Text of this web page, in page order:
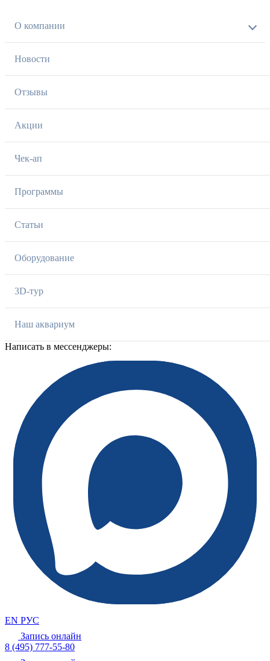
О компании
Новости
Отзывы
Акции
Чек-ап
Программы
Статьи
Оборудование
3D-тур
Наш аквариум
Написать в мессенджеры:
EN РУС
Запись онлайн
8 (495) 777-55-80